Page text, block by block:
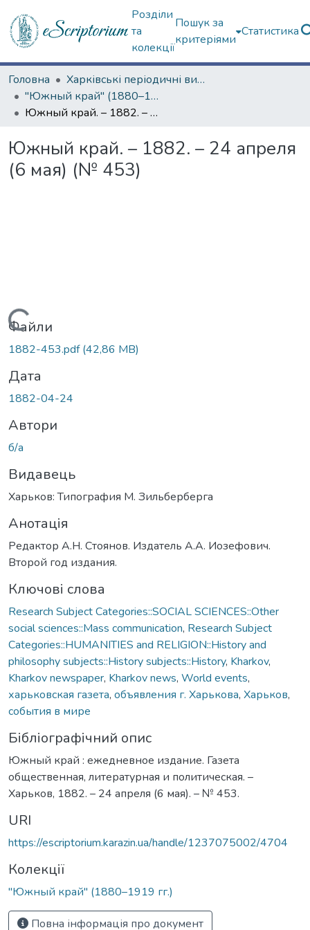
Розділи
та
колекції
Пошук за
критеріями
Статистика
Головна
Харківські періодичні видання
"Южный край" (1880–1919 гг.)
Южный край. – 1882. – 24 апреля (6 мая) (№ 453)
Южный край. – 1882. – 24 апреля
(6 мая) (№ 453)
Вантажиться...
Файли
1882-453.pdf(42,86 MB)
Дата
1882-04-24
Автори
б/а
Видавець
Харьков: Типография М. Зильберберга
Анотація
Редактор А.Н. Стоянов. Издатель А.А. Иозефович.
Второй год издания.
Ключові слова
Research Subject Categories::SOCIAL SCIENCES::Other
social sciences::Mass communication, Research Subject
Categories::HUMANITIES and RELIGION::History and
philosophy subjects::History subjects::History, Kharkov,
Kharkov newspaper, Kharkov news, World events,
харьковская газета, объявления г. Харькова, Харьков,
события в мире
Бібліографічний опис
Южный край : ежедневное издание. Газета
общественная, литературная и политическая. –
Харьков, 1882. – 24 апреля (6 мая). – № 453.
URI
https://escriptorium.karazin.ua/handle/1237075002/4704
Колекції
"Южный край" (1880–1919 гг.)
Повна інформація про документ